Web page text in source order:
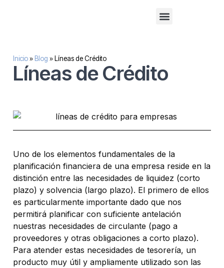
Inicio» Blog » Líneas de Crédito
Líneas de Crédito
Uno de los elementos fundamentales de la
planificación financiera de una empresa reside en la
distinción entre las necesidades de liquidez (corto
plazo) y solvencia (largo plazo). El primero de ellos
es particularmente importante dado que nos
permitirá planificar con suficiente antelación
nuestras necesidades de circulante (pago a
proveedores y otras obligaciones a corto plazo).
Para atender estas necesidades de tesorería, un
producto muy útil y ampliamente utilizado son las